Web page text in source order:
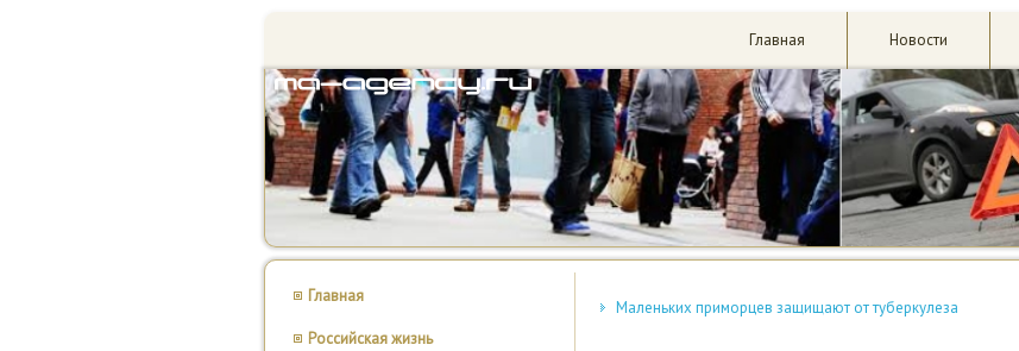
Главная Новости
Главная
Российская жизнь
Маленьких приморцев защищают от туберкулеза